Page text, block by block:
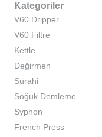
Kategoriler
V60 Dripper
V60 Filtre
Kettle
Değirmen
Sürahi
Soğuk Demleme
Syphon
French Press